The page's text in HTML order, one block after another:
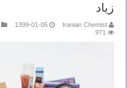
زیاد
Iranian Chemist
1399-01-05
971